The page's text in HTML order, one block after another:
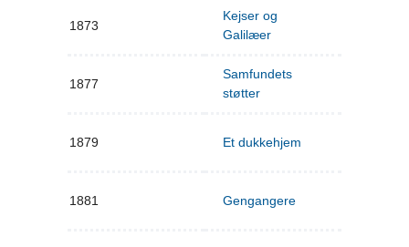
1873
Kejser og
Galilæer
1877
Samfundets
støtter
1879 Et dukkehjem
1881 Gengangere